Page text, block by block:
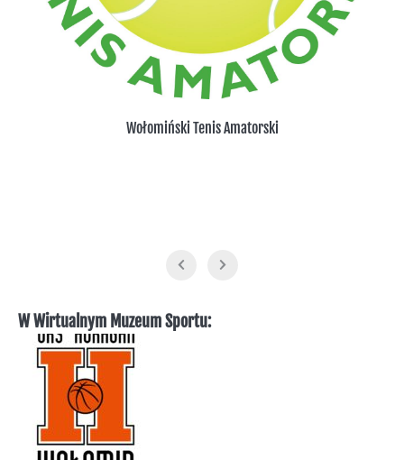
Wołomiński Tenis Amatorski
W Wirtualnym Muzeum Sportu: